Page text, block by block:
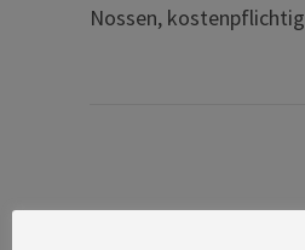
Nossen, kostenpflichtig